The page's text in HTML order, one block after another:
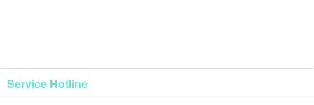
Service Hotline